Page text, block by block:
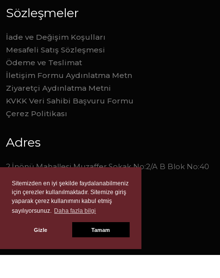
Sitemizden en iyi şekilde faydalanabilmeniz
için çerezler kullanılmaktadır. Sitemize giriş
yaparak çerez kullanımını kabul etmiş
sayılıyorsunuz. Daha fazla bilgi
Gizle Tamam
Sözleşmeler
İade ve Değişim Koşulları
Mesafeli Satış Sözleşmesi
Ödeme ve Teslimat
İletişim Formu Aydınlatma Metn
Ziyaretçi Aydınlatma Metni
KVKK Veri Sahibi Başvuru Formu
Çerez Politikası
Adres
2.İnönü Mahallesi Muzaffer Sokak No:2/A B Blok No:40
Narlıdere/İzmir
0 (232) 277 0 278
info@liverayayinevi.com